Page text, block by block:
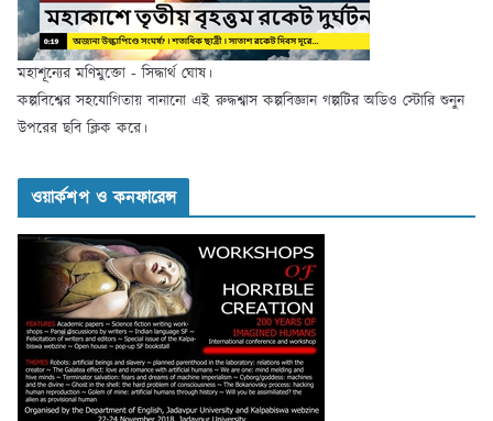
মহাশূন্যের মণিমুক্তো - সিদ্ধার্থ ঘোষ।
কল্পবিশ্বের সহযোগিতায় বানানো এই রুদ্ধশ্বাস কল্পবিজ্ঞান গল্পটির অডিও স্টোরি শুনুন
উপরের ছবি ক্লিক করে।
ওয়ার্কশপ ও কনফারেন্স